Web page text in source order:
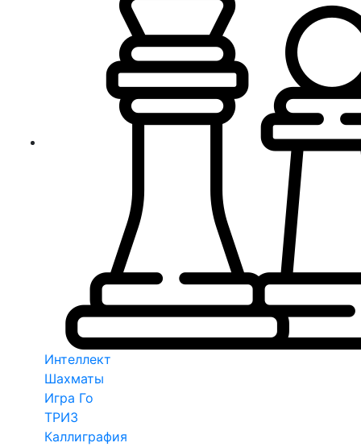
Интеллект
Шахматы
Игра Го
ТРИЗ
Каллиграфия